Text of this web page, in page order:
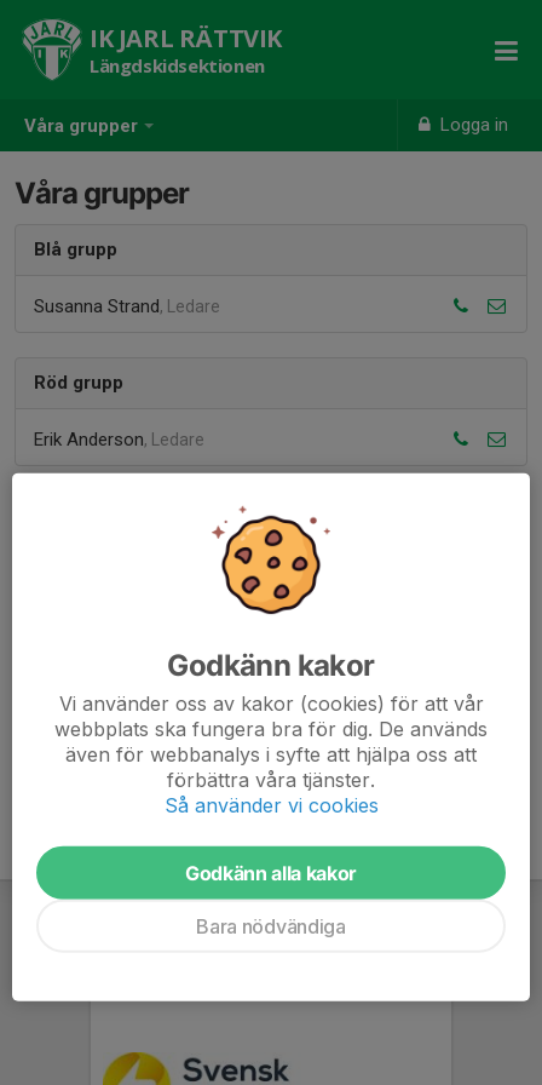
Våra grupper Logga in
IK JARL RÄTTVIK
Längdskidsektionen
Våra grupper
Blå grupp
Susanna Strand, Ledare
Röd grupp
Erik Anderson, Ledare
, ledare
Susanna Strand, Ledare
Jessica Gyhlesten Back, Ledare
Godkänn kakor
Vi använder oss av kakor (cookies) för att vår
webbplats ska fungera bra för dig. De används
även för webbanalys i syfte att hjälpa oss att
förbättra våra tjänster.
Så använder vi cookies
Godkänn alla kakor
Bara nödvändiga